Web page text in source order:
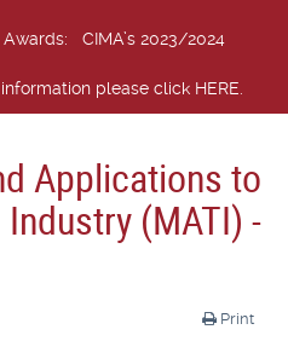
Awards: CIMA’s 2023/2024
please click HERE.
Applications to
(MATI) -
Print